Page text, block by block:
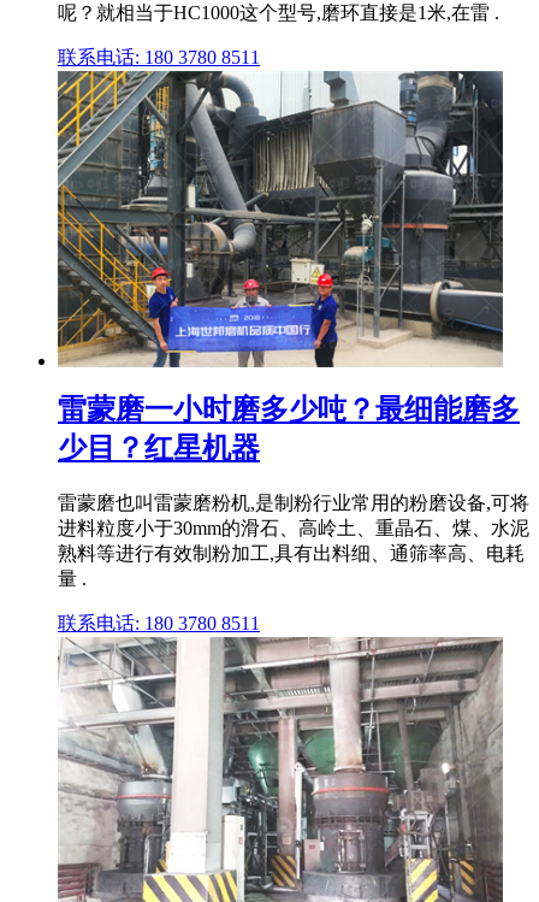
呢？就相当于HC1000这个型号,磨环直接是1米,在雷 .
联系电话: 180 3780 8511
雷蒙磨一小时磨多少吨？最细能磨多
少目？红星机器
雷蒙磨也叫雷蒙磨粉机,是制粉行业常用的粉磨设备,可将
进料粒度小于30mm的滑石、高岭土、重晶石、煤、水泥
熟料等进行有效制粉加工,具有出料细、通筛率高、电耗
量 .
联系电话: 180 3780 8511